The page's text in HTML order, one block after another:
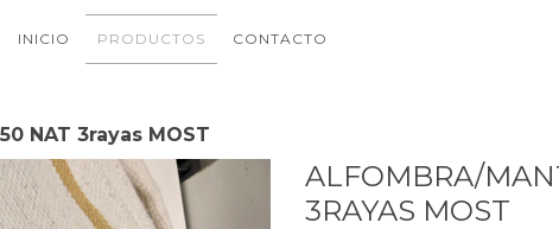
INICIO PRODUCTOS CONTACTO
NAT 3rayas MOST
ALFOMBRA/
3RAYAS MOST